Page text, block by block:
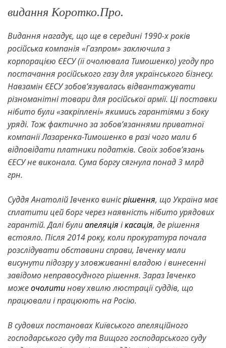
видання Коротко.Про.
Видання нагадує, що ще в середині 1990-х років
російська компанія «Газпром» заключила з
корпорацією ЄЕСУ (її очолювала Тимошенко) угоду про
постачання російського газу для українського бізнесу.
Навзамін ЄЕСУ зобовʼязувалась відвантажувати
різноманітні товари для російської армії. Ці поставки
нібито були «закріплені» якимись гарантіями з боку
уряді. Тож фактично за зобовʼязаннями приватної
компанії Лазаренка-Тимошенко в разі чого мали б
відповідати платники податків. Своїх зобовʼязань
ЄЕСУ не виконала. Сума боргу сягнула понад 3 млрд
грн.
Суддя Анатолій Івченко винісрішення, що Україна має
сплатити цей борг через наявність нібито урядових
гарантій. Далі булиапеляція ікасація, де рішення
встояло. Після 2014 року, коли прокуратура почала
розслідувати обставини справи, Івченку мали
висунути підозру у зловживанні владою і винесенні
завідомо неправосудного рішення. Зараз Івченко
можеочолитинову хвилю люстрації суддів, що
працювали і працюють на Росію.
В судових постановах Київського апеляційного
господарського суду та Вищого господарського суду